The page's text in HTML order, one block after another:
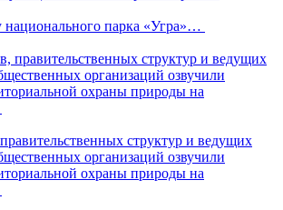
национального парка «Угра»…
структур и ведущих
организаций озвучили
охраны природы на